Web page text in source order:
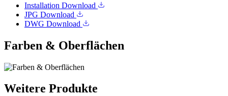
Installation Download
JPG Download
DWG Download
Farben & Oberflächen
Weitere Produkte